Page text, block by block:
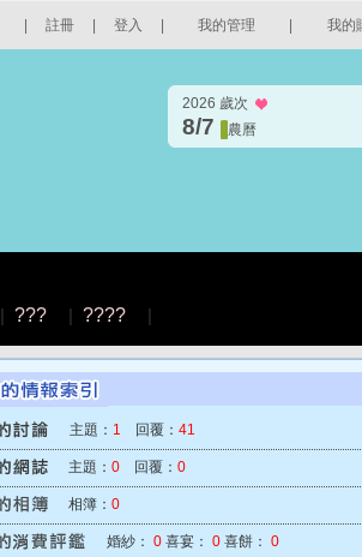
註冊 登入 我的管理 我的
2026 歲次
8/7 農曆
| ??? | ???? |
主題： 1 回覆： 41
主題： 0 回覆： 0
相簿： 0
婚紗： 0 喜宴： 0 喜餅： 0